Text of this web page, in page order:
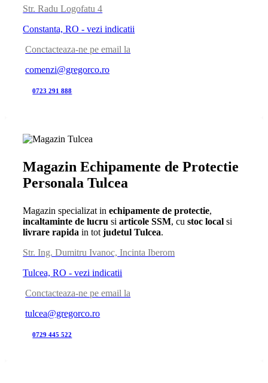
Str. Radu Logofatu 4
Constanta, RO - vezi indicatii
Conctacteaza-ne pe email la
comenzi@gregorco.ro
0723 291 888
Magazin Echipamente de Protectie
Personala Tulcea
Magazin specializat inechipamente de protectie,
incaltaminte de lucru siarticole SSM, cu stoc local si
livrare rapida in totjudetul Tulcea.
Str. Ing. Dumitru Ivanoc, Incinta Iberom
Tulcea, RO - vezi indicatii
Conctacteaza-ne pe email la
tulcea@gregorco.ro
0729 445 522